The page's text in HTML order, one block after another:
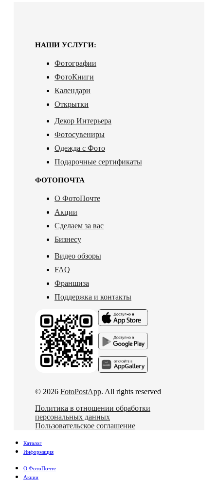
НАШИ УСЛУГИ:
Фотографии
ФотоКниги
Календари
Открытки
Декор Интерьера
Фотосувениры
Одежда с Фото
Подарочные сертификаты
ФОТОПОЧТА
О ФотоПочте
Акции
Сделаем за вас
Бизнесу
Видео обзоры
FAQ
Франшиза
Поддержка и контакты
© 2026 FotoPostApp. All rights reserved
Политика в отношении обработки
персональных данных
Пользовательское соглашение
Каталог
Информация
О ФотоПочте
Акции